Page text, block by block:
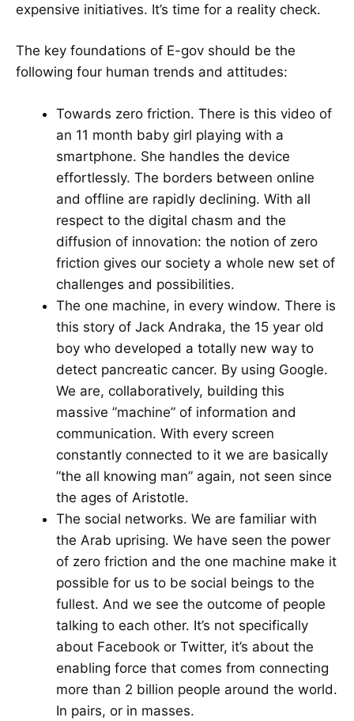
expensive initiatives. It’s time for a reality check.
The key foundations of E-gov should be the
following four human trends and attitudes:
Towards zero friction. There is this video of
an 11 month baby girl playing with a
smartphone. She handles the device
effortlessly. The borders between online
and offline are rapidly declining. With all
respect to the digital chasm and the
diffusion of innovation: the notion of zero
friction gives our society a whole new set of
challenges and possibilities.
The one machine, in every window. There is
this story of Jack Andraka, the 15 year old
boy who developed a totally new way to
detect pancreatic cancer. By using Google.
We are, collaboratively, building this
massive ”machine” of information and
communication. With every screen
constantly connected to it we are basically
”the all knowing man” again, not seen since
the ages of Aristotle.
The social networks. We are familiar with
the Arab uprising. We have seen the power
of zero friction and the one machine make it
possible for us to be social beings to the
fullest. And we see the outcome of people
talking to each other. It’s not specifically
about Facebook or Twitter, it’s about the
enabling force that comes from connecting
more than 2 billion people around the world.
In pairs, or in masses.